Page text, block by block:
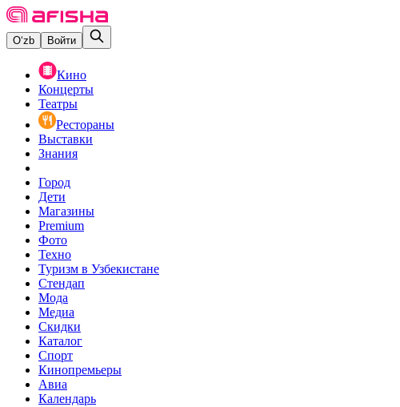
O‘zb Войти
Кино
Концерты
Театры
Рестораны
Выставки
Знания
Город
Дети
Магазины
Premium
Фото
Техно
Туризм в Узбекистане
Стендап
Мода
Медиа
Скидки
Каталог
Спорт
Кинопремьеры
Авиа
Календарь